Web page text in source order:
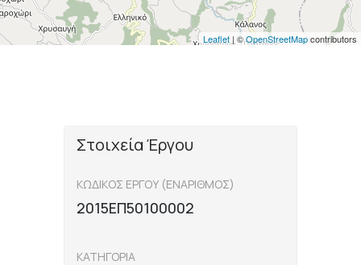
Leaflet | ©OpenStreetMapcontributors
Στοιχεία Έργου
ΚΩΔΙΚΟΣ ΕΡΓΟΥ (ΕΝΑΡΙΘΜΟΣ)
2015ΕΠ50100002
ΚΑΤΗΓΟΡΙΑ